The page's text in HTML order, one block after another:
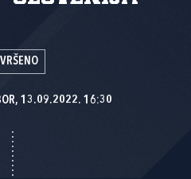
13.09.2022. 16:30